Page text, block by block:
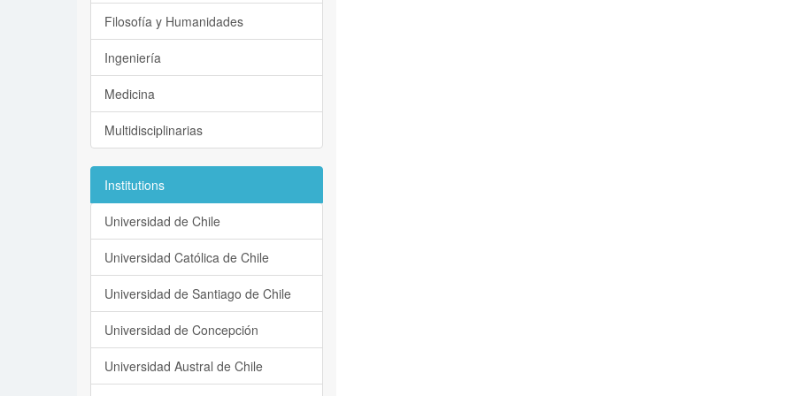
Filosofía y Humanidades
Ingeniería
Medicina
Multidisciplinarias
Institutions
Universidad de Chile
Universidad Católica de Chile
Universidad de Santiago de Chile
Universidad de Concepción
Universidad Austral de Chile